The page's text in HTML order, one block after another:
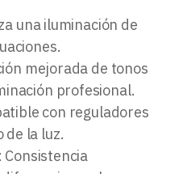
una iluminación de
mejorada de tonos
profesional.
con reguladores
de la luz.
Consistencia